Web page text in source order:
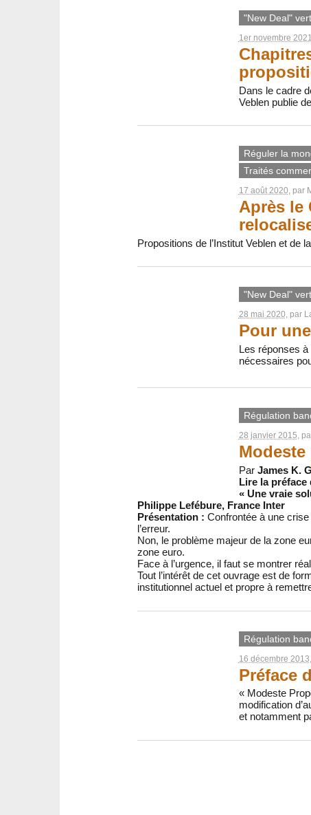
"New Deal" vert
1er novembre 2021
Dans le cadre
Veblen publie
Réguler la
Traités
17 août 2020, par
Après le
Propositions de l’Institut Veblen et de
"New Deal" vert
28 mai 2020, par
Pour
Les réponses
nécessaires
Régulation
28 janvier 2015,
Par James K.
Lire la préface
« Une vraie
Philippe Lefébure, France Inter
Présentation : Confrontée à une
l’erreur.
Non, le problème majeur de la zone
zone euro.
Face à l’urgence, il faut se montrer
Tout l’intérêt de cet ouvrage est de
institutionnel actuel et propre à
Régulation
16 décembre 2013
Préface
« Modeste
modification
et notamment